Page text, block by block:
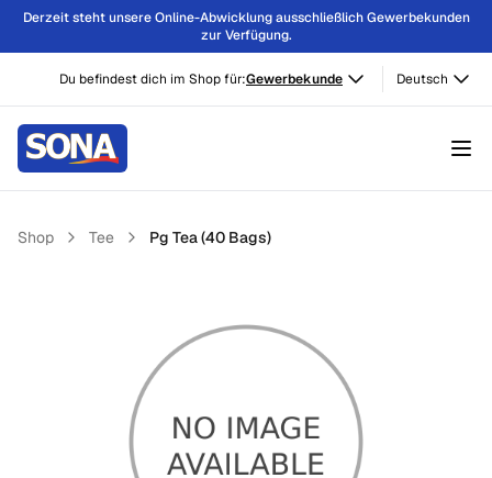
Derzeit steht unsere Online-Abwicklung ausschließlich Gewerbekunden
zur Verfügung.
Du befindest dich im Shop für:Gewerbekunde Deutsch
Shop Tee Pg Tea (40 Bags)